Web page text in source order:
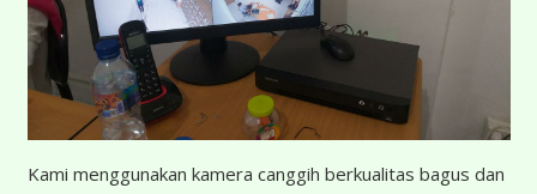
Kami menggunakan kamera canggih berkualitas bagus dan